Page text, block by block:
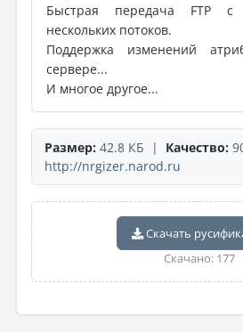
Быстрая передача FTP с
нескольких потоков.
Поддержка изменений
сервере...
И многое другое...
Размер: 42.8 КБ | Качество:
http://nrgizer.narod.ru
Скачать
Скачано: 177